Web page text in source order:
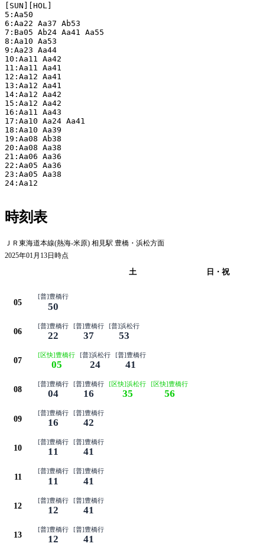
[SUN][HOL]
5:Aa50
6:Aa22 Aa37 Ab53
7:Ba05 Ab24 Aa41 Aa55
8:Aa10 Aa53
9:Aa23 Aa44
10:Aa11 Aa42
11:Aa11 Aa41
12:Aa12 Aa41
13:Aa12 Aa41
14:Aa12 Aa42
15:Aa12 Aa42
16:Aa11 Aa43
17:Aa10 Aa24 Aa41
18:Aa10 Aa39
19:Aa08 Ab38
20:Aa08 Aa38
21:Aa06 Aa36
22:Aa05 Aa36
23:Aa05 Aa38
24:Aa12
時刻表
ＪＲ東海道本線(熱海-米原) 相見駅 豊橋・浜松方面
2025年01月13日時点
土 日・祝
05
[普]豊橋行
50
06
[普]豊橋行
22
[普]豊橋行
37
[普]浜松行
53
07
[区快]豊橋行
05
[普]浜松行
24
[普]豊橋行
41
08
[普]豊橋行
04
[普]豊橋行
16
[区快]浜松行
35
[区快]豊橋行
56
09
[普]豊橋行
16
[普]豊橋行
42
10
[普]豊橋行
11
[普]豊橋行
41
11
[普]豊橋行
11
[普]豊橋行
41
12
[普]豊橋行
12
[普]豊橋行
41
13
[普]豊橋行
12
[普]豊橋行
41